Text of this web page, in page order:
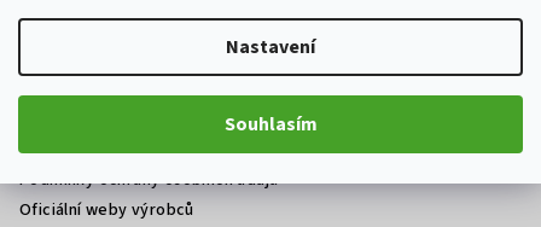
Nastavení
Souhlasím
Informace pro vás
Prodej a servis motocyklů Ostrava
Obchodní podmínky
Podmínky ochrany osobních údajů
Oficiální weby výrobců